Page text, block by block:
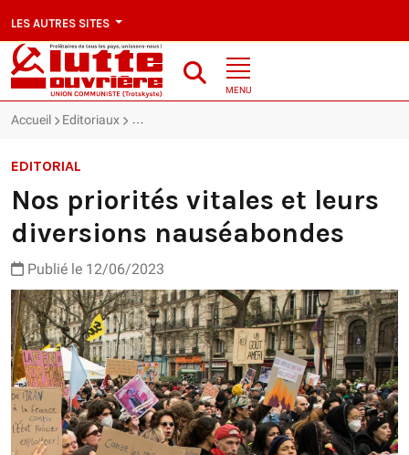
LES AUTRES SITES
MENU
Accueil Editoriaux Nos priorités vitales et leurs diversions
EDITORIAL
Nos priorités vitales et leurs
diversions nauséabondes
Publié le 12/06/2023